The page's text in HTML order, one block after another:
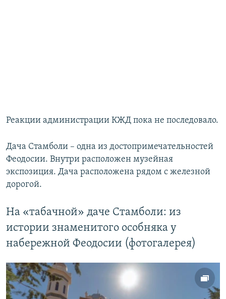
Реакции администрации КЖД пока не последовало.
Дача Стамболи – одна из достопримечательностей
Феодосии. Внутри расположен музейная
экспозиция. Дача расположена рядом с железной
дорогой.
На «табачной» даче Стамболи: из
истории знаменитого особняка у
набережной Феодосии (фотогалерея)